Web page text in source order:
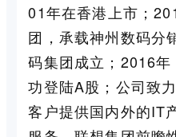
01年在香港上市；
团，承载神州数码分
码集团成立；2016
功登陆A股；公司致
客户提供国内外的IT